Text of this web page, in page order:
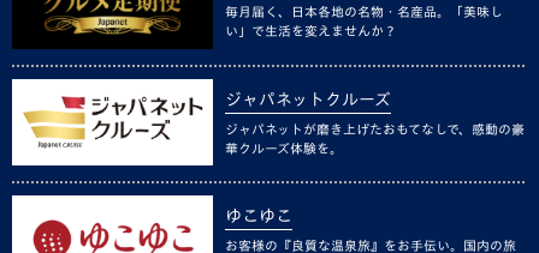
毎月届く、日本各地の名物・名産品。「美味し
い」で生活を変えませんか？
ジャパネットクルーズ
ジャパネットが磨き上げたおもてなしで、感動の豪
華クルーズ体験を。
ゆこゆこ
お客様の『良質な温泉旅』をお手伝い。国内の旅